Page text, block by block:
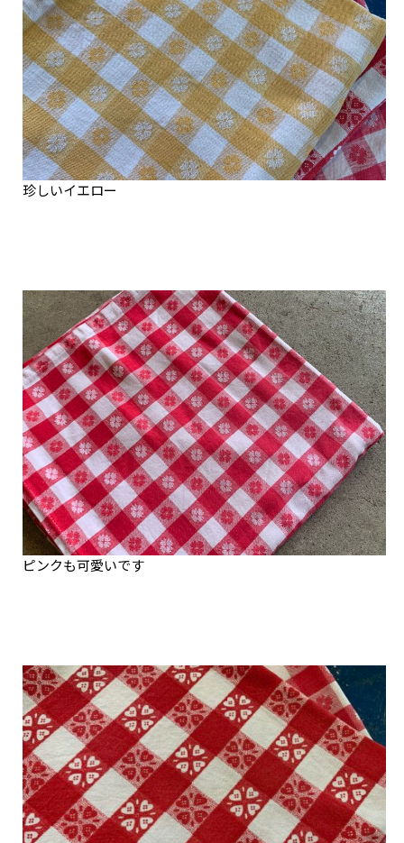
珍しいイエロー
ピンクも可愛いです